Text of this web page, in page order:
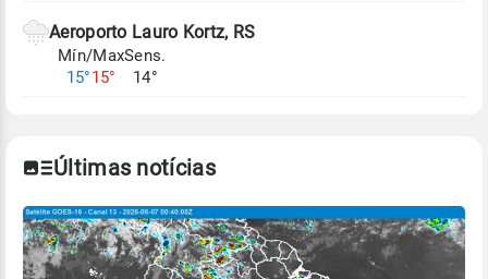
Aeroporto Lauro Kortz, RS
Mín/Max
15°15°
Sens.
14°
Últimas notícias